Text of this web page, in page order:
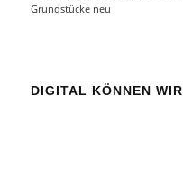
Grundstücke neu
DIGITAL KÖNNEN WIR